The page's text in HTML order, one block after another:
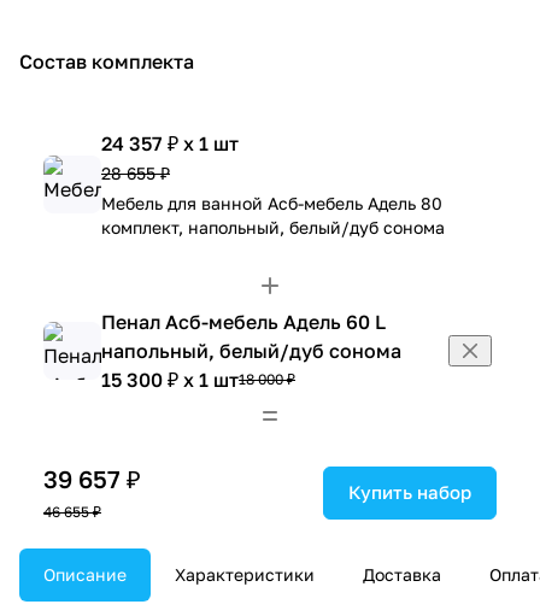
Состав комплекта
24 357 ₽ x 1 шт
28 655 ₽
Мебель для ванной Асб-мебель Адель 80
комплект, напольный, белый/дуб сонома
Пенал Асб-мебель Адель 60 L
напольный, белый/дуб сонома
15 300 ₽ x 1 шт18 000 ₽
39 657 ₽
46 655 ₽
Купить набор
Описание Характеристики Доставка